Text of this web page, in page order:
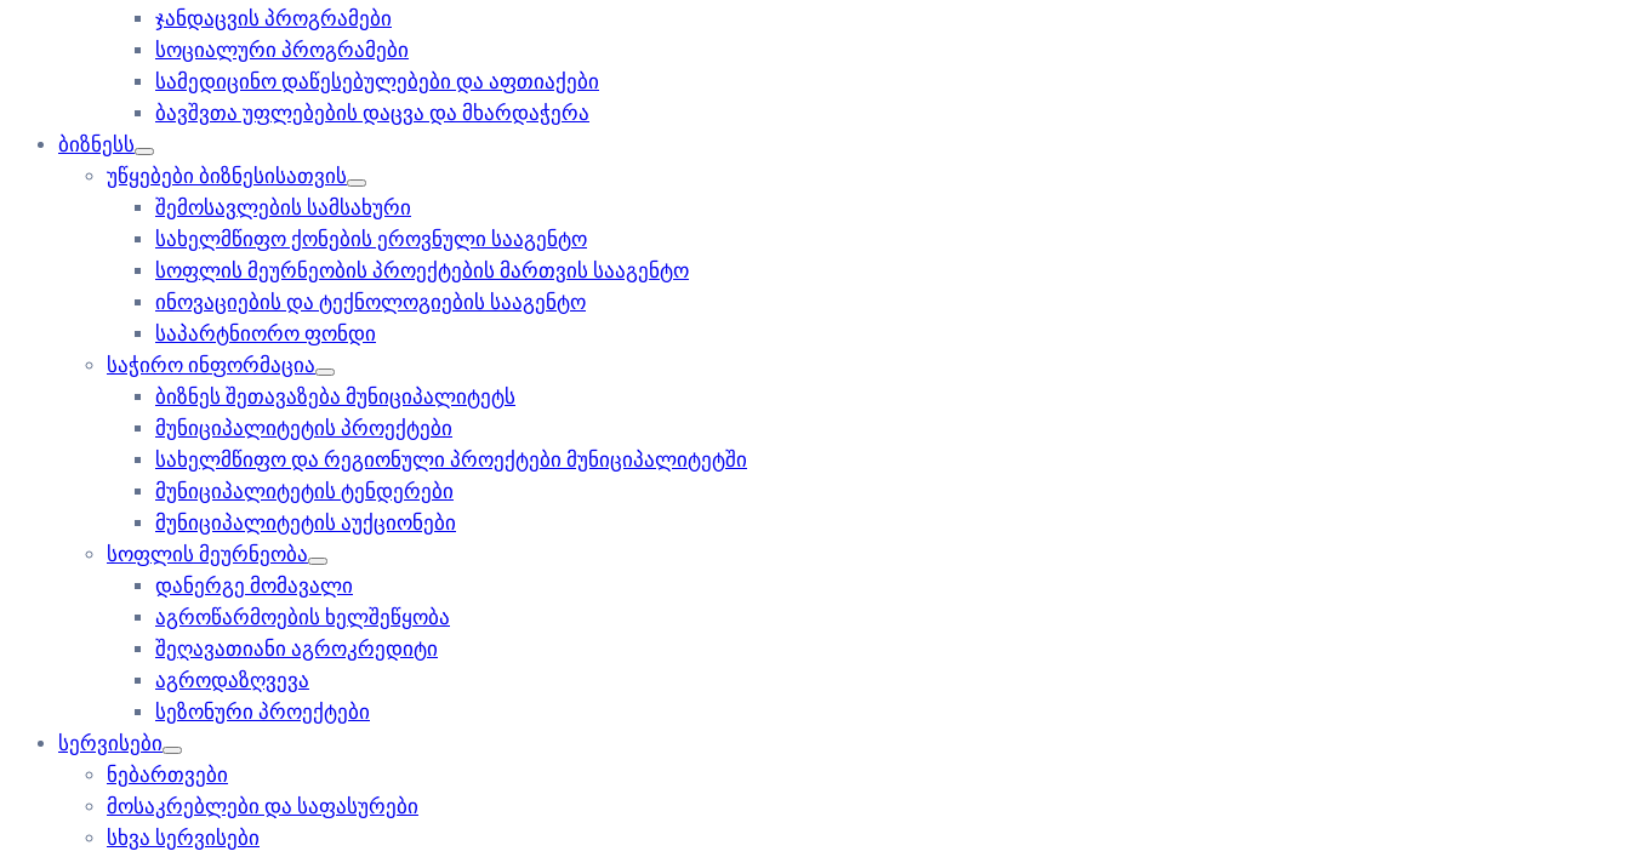
ჯანდაცვის პროგრამები
სოციალური პროგრამები
სამედიცინო დაწესებულებები და აფთიაქები
ბავშვთა უფლებების დაცვა და მხარდაჭერა
ბიზნესს
უწყებები ბიზნესისათვის
შემოსავლების სამსახური
სახელმწიფო ქონების ეროვნული სააგენტო
სოფლის მეურნეობის პროექტების მართვის სააგენტო
ინოვაციების და ტექნოლოგიების სააგენტო
საპარტნიორო ფონდი
საჭირო ინფორმაცია
ბიზნეს შეთავაზება მუნიციპალიტეტს
მუნიციპალიტეტის პროექტები
სახელმწიფო და რეგიონული პროექტები მუნიციპალიტეტში
მუნიციპალიტეტის ტენდერები
მუნიციპალიტეტის აუქციონები
სოფლის მეურნეობა
დანერგე მომავალი
აგროწარმოების ხელშეწყობა
შეღავათიანი აგროკრედიტი
აგროდაზღვევა
სეზონური პროექტები
სერვისები
ნებართვები
მოსაკრებლები და საფასურები
სხვა სერვისები